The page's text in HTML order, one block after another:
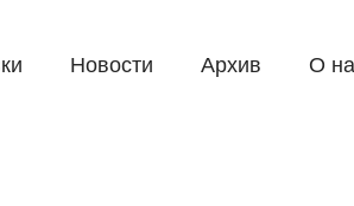
Новости Архив О